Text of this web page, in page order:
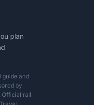
plan
guide and
by
Official rail